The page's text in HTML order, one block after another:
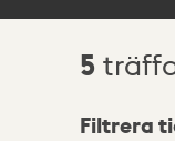
5
Filtrera